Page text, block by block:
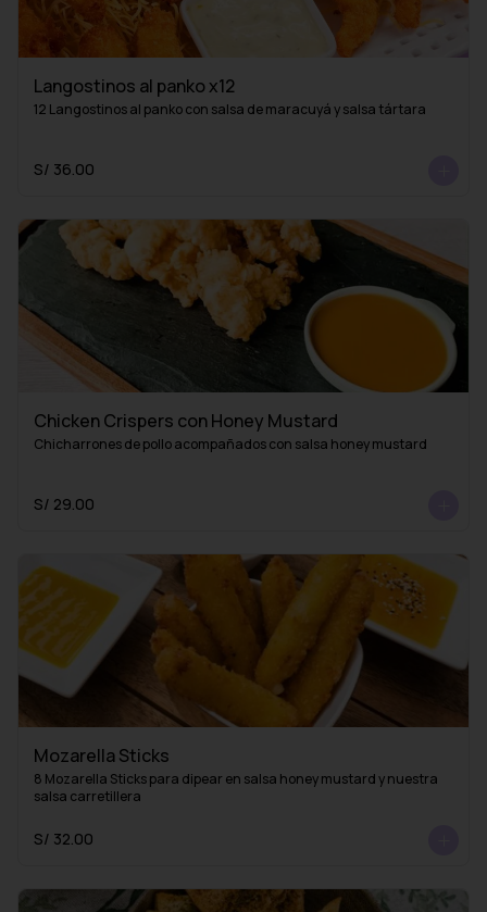
Langostinos al panko x12
12 Langostinos al panko con salsa de maracuyá y salsa tártara
S/ 36.00
Chicken Crispers con Honey Mustard
Chicharrones de pollo acompañados con salsa honey mustard
S/ 29.00
Mozarella Sticks
8 Mozarella Sticks para dipear en salsa honey mustard y nuestra
salsa carretillera
S/ 32.00